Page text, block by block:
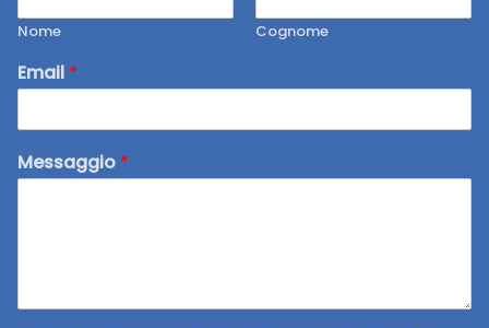
Nome Cognome
Email *
Messaggio *